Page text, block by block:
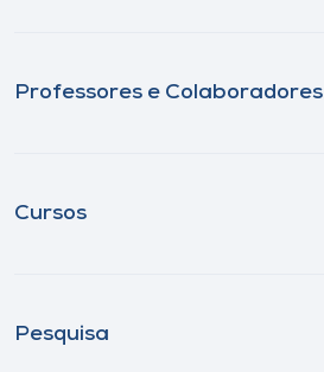
Professores e Colaboradores
Cursos
Pesquisa